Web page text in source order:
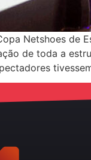
Netshoes de
de toda a